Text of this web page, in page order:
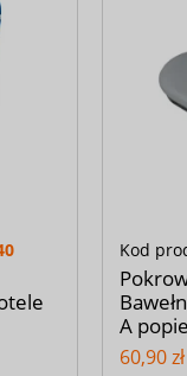
Kod
A
60,90 zł